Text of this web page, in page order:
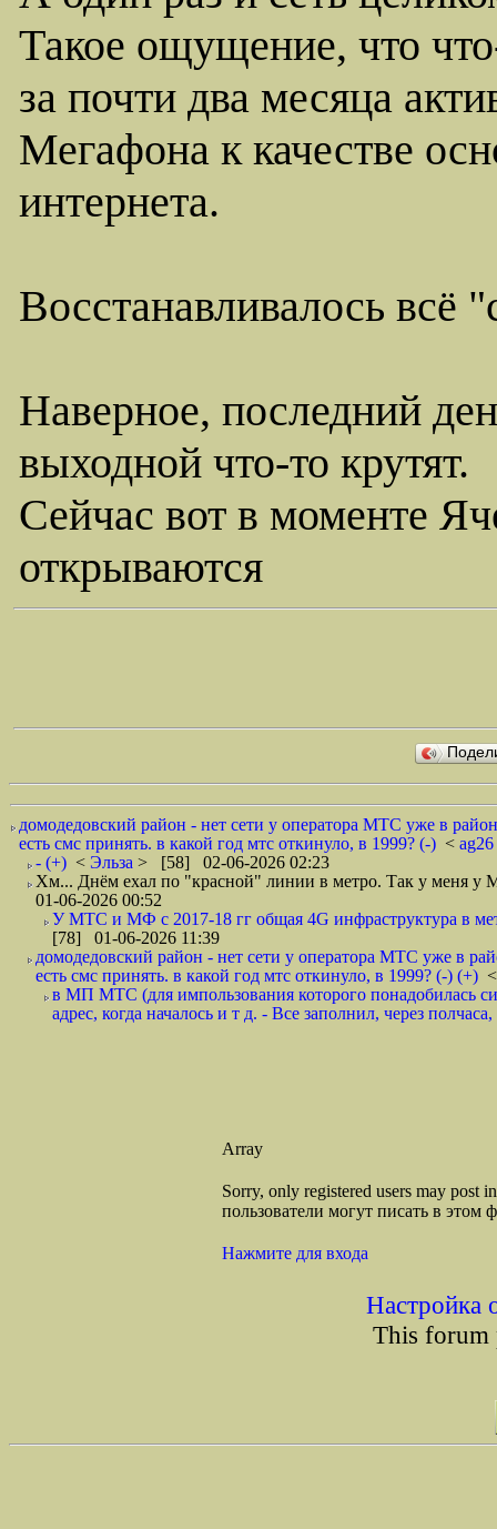
Такое ощущение, что
за почти два месяца
Мегафона к качестве
интернета.
Восстанавливалось всё
Наверное, последний
выходной что-то крутят.
Сейчас вот в моменте
открываются
домодедовский район - нет сети у оператора МТС уже в
есть смс принять. в какой год мтс откинуло, в 1999? (-) < ag26
- (+) < Эльза > [58] 02-06-2026 02:23
Хм... Днём ехал по "красной" линии в метро. Так у меня у
01-06-2026 00:52
У МТС и МФ с 2017-18 гг общая 4G инфраструктура в
[78] 01-06-2026 11:39
домодедовский район - нет сети у оператора МТС уже в
есть смс принять. в какой год мтс откинуло, в 1999? (-) (+)
в МП МТС (для импользования которого понадобилась
адрес, когда началось и т д. - Все заполнил, через
Array
Sorry, only registered users may post
пользователи могут писать в этом
Нажмите для входа
Настройка
This